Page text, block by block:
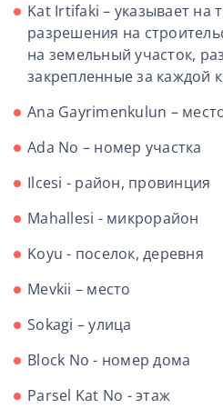
Kat Irtifaki – указывает на
разрешения на
на земельный участок,
закрепленные за каждой
Ana Gayrimenkulun –
Ada No – номер участка
Ilcesi - район, провинция
Mahallesi - микрорайон
Koyu - поселок, деревня
Mevkii – место
Sokagi – улица
Block No - номер дома
Parsel Kat No - этаж